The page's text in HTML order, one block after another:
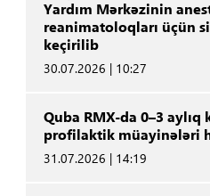
Yardım Mərkəzinin
reanimatoloqları üçün
keçirilib
30.07.2026 | 10:27
Quba RMX-da 0–3
profilaktik müayinələri
31.07.2026 | 14:19